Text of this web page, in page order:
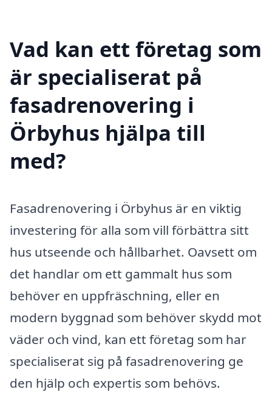
Vad kan ett företag som
är specialiserat på
fasadrenovering i
Örbyhus hjälpa till
med?
Fasadrenovering i Örbyhus är en viktig
investering för alla som vill förbättra sitt
hus utseende och hållbarhet. Oavsett om
det handlar om ett gammalt hus som
behöver en uppfräschning, eller en
modern byggnad som behöver skydd mot
väder och vind, kan ett företag som har
specialiserat sig på fasadrenovering ge
den hjälp och expertis som behövs.